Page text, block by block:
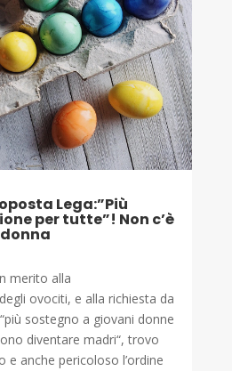
Lega:”Più
per tutte”! Non c’è
merito alla
ovociti, e alla richiesta da
sostegno a giovani donne
diventare madri“, trovo
anche pericoloso l’ordine